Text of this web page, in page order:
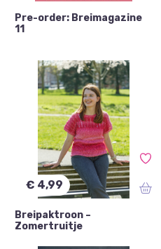
Pre-order: Breimagazine
11
€ 4,99
Breipaktroon –
Zomertruitje